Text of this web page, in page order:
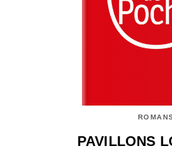
PAVILLONS